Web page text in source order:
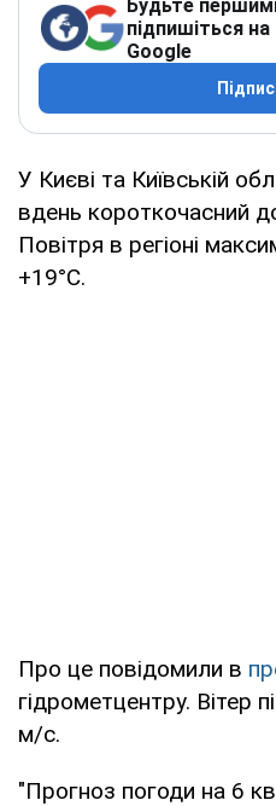
Будьте
підпишіться
Google
У Києві та Київській
вдень короткочасний
Повітря в регіоні
+19°С.
Про це повідомили в
гідрометцентру. Вітер
м/с.
"Прогноз погоди на 6